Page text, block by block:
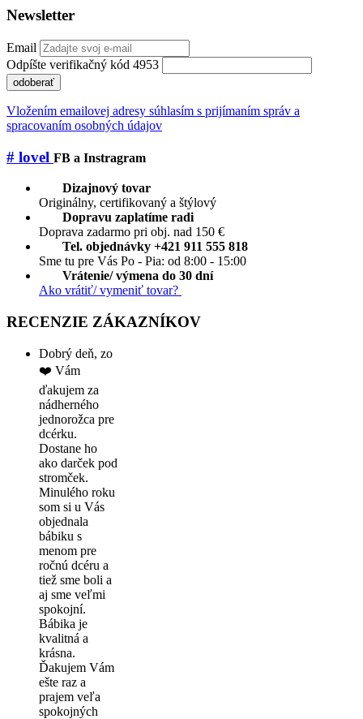
Newsletter
Email
Odpíšte verifikačný kód 4953
odoberať
Vložením emailovej adresy súhlasím s prijímaním správ a
spracovaním osobných údajov
# lovel FB a Instragram
Dizajnový tovar
Originálny, certifikovaný a štýlový
Dopravu zaplatíme radi
Doprava zadarmo pri obj. nad 150 €
Tel. objednávky +421 911 555 818
Sme tu pre Vás Po - Pia: od 8:00 - 15:00
Vrátenie/ výmena do 30 dní
Ako vrátiť/ vymeniť tovar?
RECENZIE ZÁKAZNÍKOV
Dobrý deň, zo
❤️ Vám
ďakujem za
nádherného
jednorožca pre
dcérku.
Dostane ho
ako darček pod
stromček.
Minulého roku
som si u Vás
objednala
bábiku s
menom pre
ročnú dcéru a
tiež sme boli a
aj sme veľmi
spokojní.
Bábika je
kvalitná a
krásna.
Ďakujem Vám
ešte raz a
prajem veľa
spokojných